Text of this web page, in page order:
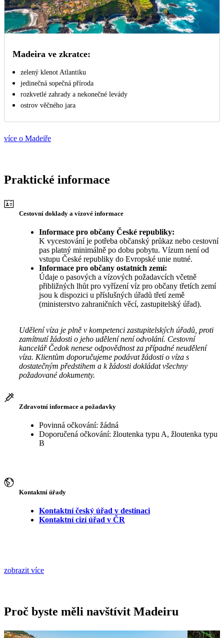
Madeira ve zkratce:
zelený klenot Atlantiku
jedinečná sopečná příroda
rozkvetlé zahrady a nekonečné levády
ostrov věčného jara
více o Madeiře
Praktické informace
Cestovní doklady a vízové informace
Informace pro občany České republiky:
K vycestování je potřeba občanský průkaz nebo cestovní
pas platný minimálně po dobu pobytu. Vízum není od
vstupu České republiky do Evropské unie nutné.
Informace pro občany ostatních zemí:
Údaje o pasových a vízových požadavcích včetně
přibližných lhůt pro vyřízení víz pro občany třetích zemí
jsou k dispozici u příslušných úřadů třetí země
(ministerstvo zahraničních věcí, zastupitelský úřad).
Udělení víza je plně v kompetenci zastupitelských úřadů, proti
zamítnutí žádosti o jeho udělení není odvolání. Cestovní
kancelář Čedok nenese odpovědnost za případné neudělení
víza. Klientům doporučujeme podávat žádosti o víza s
dostatečným předstihem a k žádosti dokládat všechny
požadované dokumenty.
Zdravotní informace a požadavky
Povinná očkování: žádná
Doporučená očkování: žloutenka typu A, žloutenka typu
B
Kontaktní úřady
Kontaktní český úřad v destinaci
Kontaktní cizí úřad v ČR
zobrazit více
Proč byste měli navštívit Madeiru